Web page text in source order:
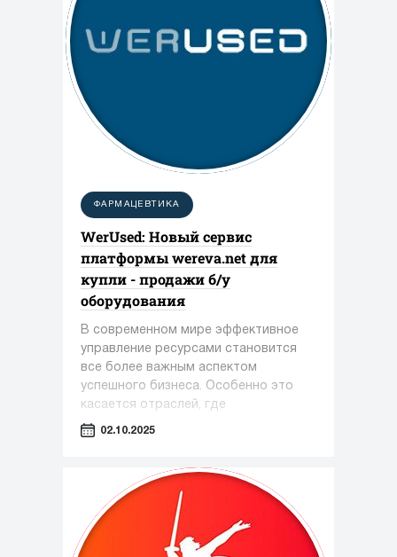
ФАРМАЦЕВТИКА
WerUsed: Новый сервис
платформы wereva.net для
купли - продажи б/у
оборудования
В современном мире эффективное
управление ресурсами становится
все более важным аспектом
успешного бизнеса. Особенно это
касается отраслей, где
оборудование играет ключевую роль
промышленность.
02.10.2025